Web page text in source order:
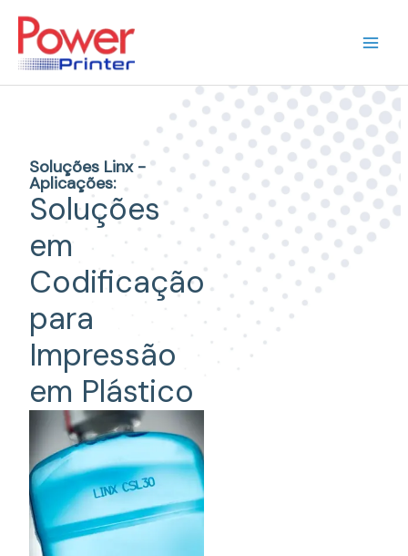
para
conteúdo
Soluções Linx -
Aplicações:
Soluções
em
Codificação
para
Impressão
em Plástico